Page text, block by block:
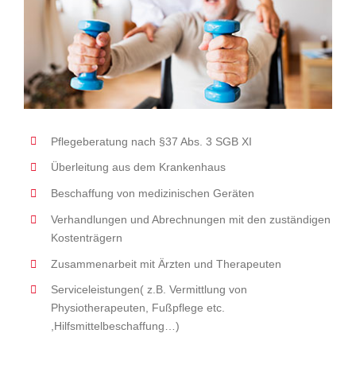
Pflegeberatung nach §37 Abs. 3 SGB XI
Überleitung aus dem Krankenhaus
Beschaffung von medizinischen Geräten
Verhandlungen und Abrechnungen mit den zuständigen
Kostenträgern
Zusammenarbeit mit Ärzten und Therapeuten
Serviceleistungen( z.B. Vermittlung von
Physiotherapeuten, Fußpflege etc.
,Hilfsmittelbeschaffung…)